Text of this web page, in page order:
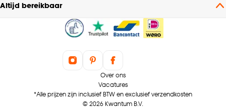
Altijd bereikbaar
Over ons
Vacatures
*Alle prijzen zijn inclusief BTW en exclusief verzendkosten
© 2026 Kwantum B.V.